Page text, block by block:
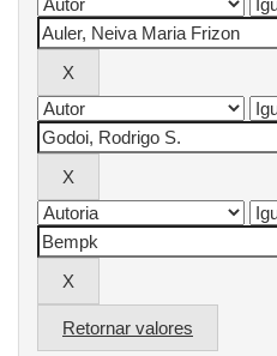
Retornar valores